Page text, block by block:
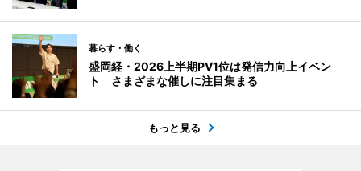
暮らす・働く
盛岡経・2026上半期PV1位は発信力向上イベン
ト さまざまな催しに注目集まる
もっと見る